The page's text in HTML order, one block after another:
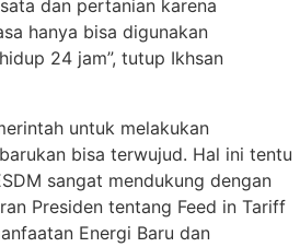
dan pertanian karena
hanya bisa digunakan
24 jam”, tutup Ikhsan
untuk melakukan
bisa terwujud. Hal ini tentu
sangat mendukung dengan
Presiden tentang Feed in Tariff
Energi Baru dan